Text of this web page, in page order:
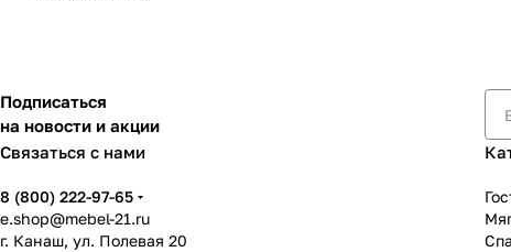
Подписаться
на новости и акции
Связаться с нами
8 (800) 222-97-65
e.shop@mebel-21.ru
г. Канаш, ул. Полевая 20